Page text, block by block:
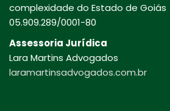
complexidade do Estado de Goiás
05.909.289/0001-80
Assessoria Jurídica
Lara Martins Advogados
laramartinsadvogados.com.br